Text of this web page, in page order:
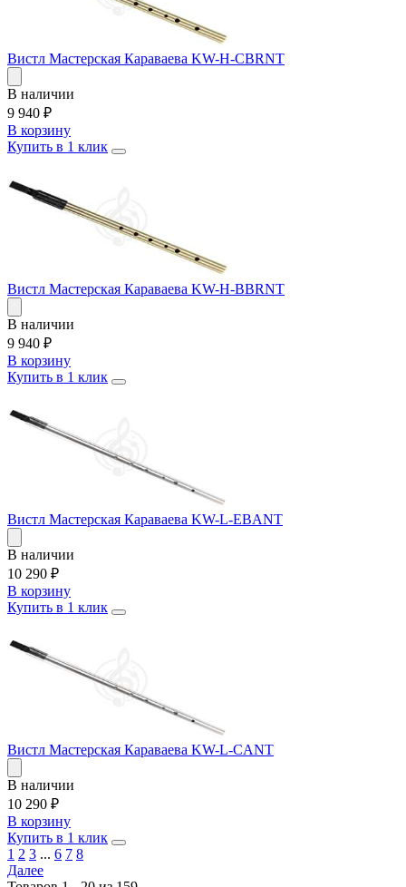
Вистл Мастерская Караваева KW-H-CBRNT
В наличии
9 940 ₽
В корзину
Купить в 1 клик
Вистл Мастерская Караваева KW-H-BBRNT
В наличии
9 940 ₽
В корзину
Купить в 1 клик
Вистл Мастерская Караваева KW-L-EBANT
В наличии
10 290 ₽
В корзину
Купить в 1 клик
Вистл Мастерская Караваева KW-L-CANT
В наличии
10 290 ₽
В корзину
Купить в 1 клик
1 2 3 ... 6 7 8
Далее